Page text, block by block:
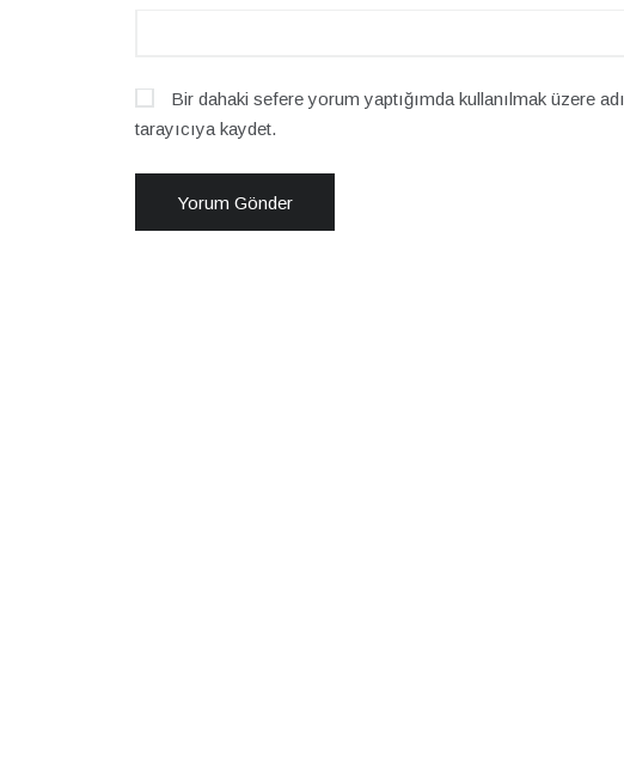
Bir dahaki sefere yorum yaptığımda kullanılmak üzere
tarayıcıya kaydet.